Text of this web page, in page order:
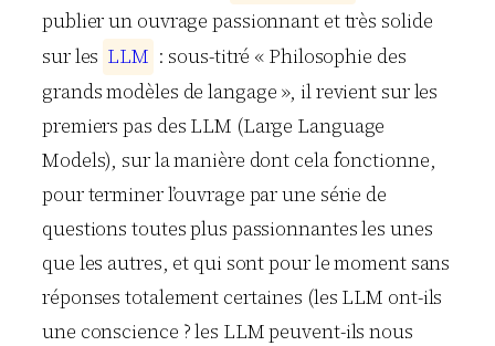
publier un ouvrage passionnant et très solide
sur les LLM : sous-titré « Philosophie des
grands modèles de langage », il revient sur les
premiers pas des LLM (Large Language
Models), sur la manière dont cela fonctionne,
pour terminer l’ouvrage par une série de
questions toutes plus passionnantes les unes
que les autres, et qui sont pour le moment sans
réponses totalement certaines (les LLM ont-ils
une conscience ? les LLM peuvent-ils nous